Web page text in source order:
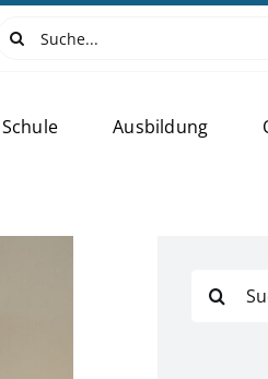
Suche
nach:
Schule Ausbildung
nach: